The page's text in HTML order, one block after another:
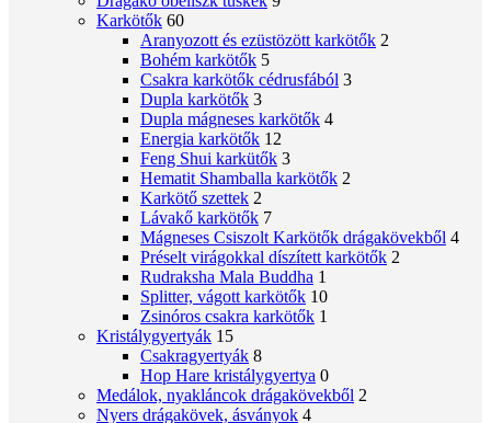
Karkötők 60
Aranyozott és ezüstözött karkötők 2
Bohém karkötők 5
Csakra karkötők cédrusfából 3
Dupla karkötők 3
Dupla mágneses karkötők 4
Energia karkötők 12
Feng Shui karkütők 3
Hematit Shamballa karkötők 2
Karkötő szettek 2
Lávakő karkötők 7
Mágneses Csiszolt Karkötők drágakövekből 4
Préselt virágokkal díszített karkötők 2
Rudraksha Mala Buddha 1
Splitter, vágott karkötők 10
Zsinóros csakra karkötők 1
Kristálygyertyák 15
Csakragyertyák 8
Hop Hare kristálygyertya 0
Medálok, nyakláncok drágakövekből 2
Nyers drágakövek, ásványok 4